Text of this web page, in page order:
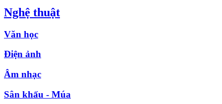
Nghệ thuật
Văn học
Điện ảnh
Âm nhạc
Sân khấu - Múa